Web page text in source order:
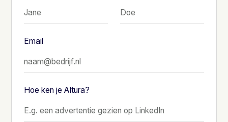
Email
Hoe ken je Altura?